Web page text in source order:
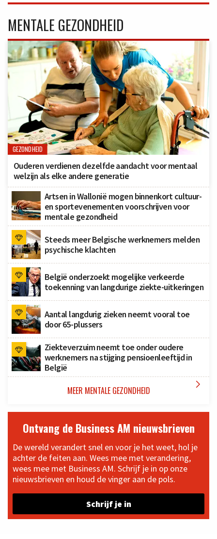
MENTALE GEZONDHEID
GEZONDHEID
Ouderen verdienen dezelfde aandacht voor mentaal
welzijn als elke andere generatie
Artsen in Wallonië mogen binnenkort cultuur-
en sportevenementen voorschrijven voor
mentale gezondheid
Steeds meer Belgische werknemers melden
psychische klachten
België onderzoekt mogelijke verkeerde
toekenning van langdurige ziekte-uitkeringen
Aantal langdurig zieken neemt vooral toe
door 65-plussers
Ziekteverzuim neemt toe onder oudere
werknemers na stijging pensioenleeftijd in
België
MEER MENTALE GEZONDHEID 
Ontvang de Business AM nieuwsbrieven
De wereld verandert snel en voor je het weet, hol je
achter de feiten aan. Wees mee met verandering,
wees mee met Business AM. Schrijf je in op onze
nieuwsbrieven en houd de vinger aan de pols.
Schrijf je in